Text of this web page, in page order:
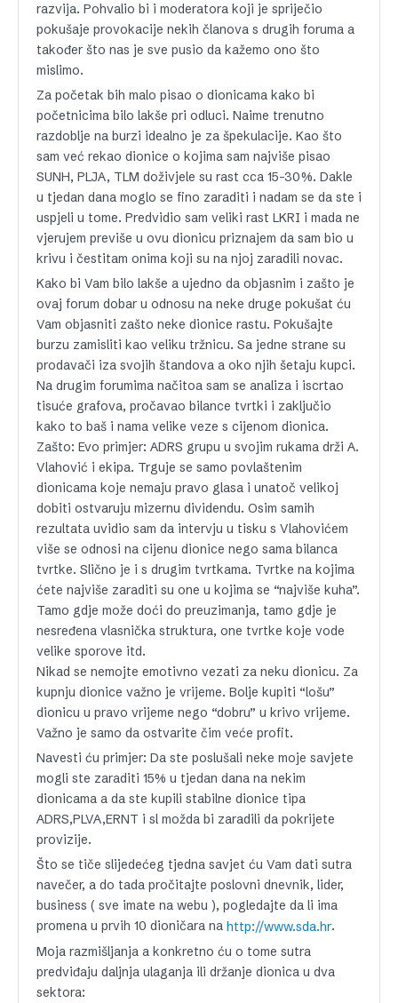
razvija. Pohvalio bi i moderatora koji je spriječio
pokušaje provokacije nekih članova s drugih foruma a
također što nas je sve pusio da kažemo ono što
mislimo.
Za početak bih malo pisao o dionicama kako bi
početnicima bilo lakše pri odluci. Naime trenutno
razdoblje na burzi idealno je za špekulacije. Kao što
sam već rekao dionice o kojima sam najviše pisao
SUNH, PLJA, TLM doživjele su rast cca 15-30%. Dakle
u tjedan dana moglo se fino zaraditi i nadam se da ste i
uspjeli u tome. Predvidio sam veliki rast LKRI i mada ne
vjerujem previše u ovu dionicu priznajem da sam bio u
krivu i čestitam onima koji su na njoj zaradili novac.
Kako bi Vam bilo lakše a ujedno da objasnim i zašto je
ovaj forum dobar u odnosu na neke druge pokušat ću
Vam objasniti zašto neke dionice rastu. Pokušajte
burzu zamisliti kao veliku tržnicu. Sa jedne strane su
prodavači iza svojih štandova a oko njih šetaju kupci.
Na drugim forumima načitoa sam se analiza i iscrtao
tisuće grafova, pročavao bilance tvrtki i zaključio
kako to baš i nama velike veze s cijenom dionica.
Zašto: Evo primjer: ADRS grupu u svojim rukama drži A.
Vlahović i ekipa. Trguje se samo povlaštenim
dionicama koje nemaju pravo glasa i unatoč velikoj
dobiti ostvaruju mizernu dividendu. Osim samih
rezultata uvidio sam da intervju u tisku s Vlahovićem
više se odnosi na cijenu dionice nego sama bilanca
tvrtke. Slično je i s drugim tvrtkama. Tvrtke na kojima
ćete najviše zaraditi su one u kojima se “najviše kuha”.
Tamo gdje može doći do preuzimanja, tamo gdje je
nesređena vlasnička struktura, one tvrtke koje vode
velike sporove itd.
Nikad se nemojte emotivno vezati za neku dionicu. Za
kupnju dionice važno je vrijeme. Bolje kupiti “lošu”
dionicu u pravo vrijeme nego “dobru” u krivo vrijeme.
Važno je samo da ostvarite čim veće profit.
Navesti ću primjer: Da ste poslušali neke moje savjete
mogli ste zaraditi 15% u tjedan dana na nekim
dionicama a da ste kupili stabilne dionice tipa
ADRS,PLVA,ERNT i sl možda bi zaradili da pokrijete
provizije.
Što se tiče slijedećeg tjedna savjet ću Vam dati sutra
navečer, a do tada pročitajte poslovni dnevnik, lider,
business ( sve imate na webu ), pogledajte da li ima
promena u prvih 10 dioničara na http://www.sda.hr.
Moja razmišljanja a konkretno ću o tome sutra
predviđaju daljnja ulaganja ili držanje dionica u dva
sektora: